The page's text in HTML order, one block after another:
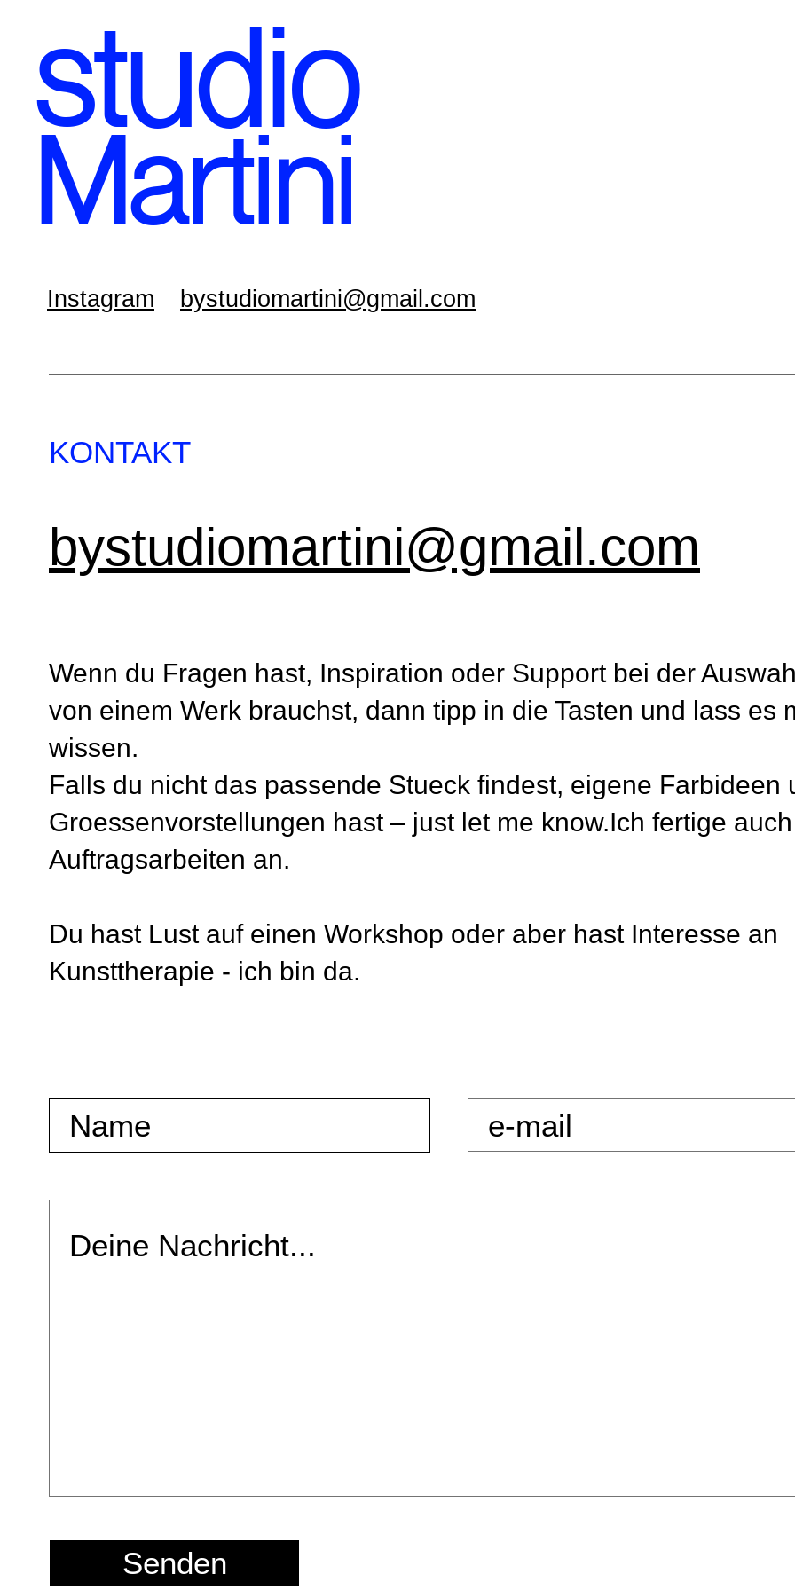
Martini
studio
Instagram bystudiomartini@gmail.com
KONTAKT
bystudiomartini@gmail.com
Wenn du Fragen hast, Inspiration oder Support bei der
von einem Werk brauchst, dann tipp in die Tasten und lass es
wissen.
Falls du nicht das passende Stueck findest, eigene Farbideen
Groessenvorstellungen hast – just let me know.Ich fertige auch
Auftragsarbeiten an.
Du hast Lust auf einen Workshop oder aber hast Interesse an
Kunsttherapie - ich bin da.
Senden